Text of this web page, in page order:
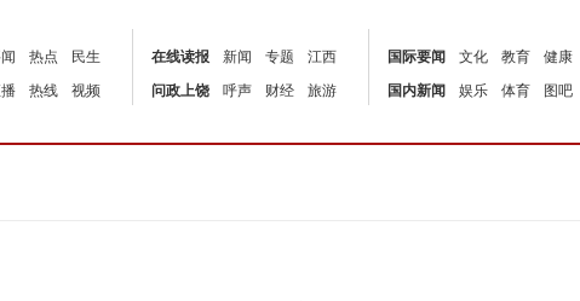
热点
民生
热线 视频
在线读报 新闻 专题
江西
问政上饶
呼声 财经 旅游
国际要闻 文化 教育
健康
国内新闻
娱乐 体育 图吧